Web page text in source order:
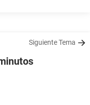
Siguiente Tema